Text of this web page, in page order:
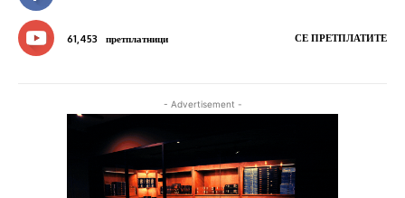
61,453 претплатници СЕ ПРЕТПЛАТИТЕ
- Advertisement -